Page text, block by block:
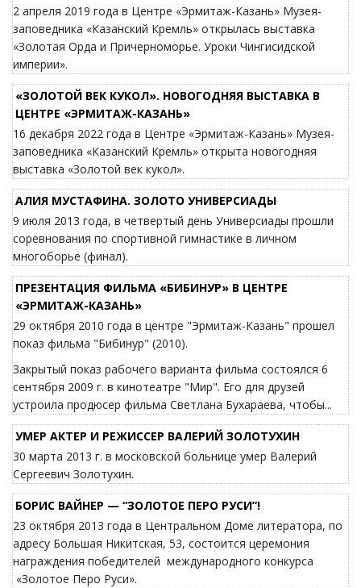
2 апреля 2019 года в Центре «Эрмитаж-Казань» Музея-
заповедника «Казанский Кремль» открылась выставка
«Золотая Орда и Причерноморье. Уроки Чингисидской
империи».
«ЗОЛОТОЙ ВЕК КУКОЛ». НОВОГОДНЯЯ ВЫСТАВКА В
ЦЕНТРЕ «ЭРМИТАЖ-КАЗАНЬ»
16 декабря 2022 года в Центре «Эрмитаж-Казань» Музея-
заповедника «Казанский Кремль» открыта новогодняя
выставка «Золотой век кукол».
АЛИЯ МУСТАФИНА. ЗОЛОТО УНИВЕРСИАДЫ
9 июля 2013 года, в четвертый день Универсиады прошли
соревнования по спортивной гимнастике в личном
многоборье (финал).
ПРЕЗЕНТАЦИЯ ФИЛЬМА «БИБИНУР» В ЦЕНТРЕ
«ЭРМИТАЖ-КАЗАНЬ»
29 октября 2010 года в центре "Эрмитаж-Казань" прошел
показ фильма "Бибинур" (2010).
Закрытый показ рабочего варианта фильма состоялся 6
сентября 2009 г. в кинотеатре "Мир". Его для друзей
устроила продюсер фильма Светлана Бухараева, чтобы...
УМЕР АКТЕР И РЕЖИССЕР ВАЛЕРИЙ ЗОЛОТУХИН
30 марта 2013 г. в московской больнице умер Валерий
Сергеевич Золотухин.
БОРИС ВАЙНЕР — “ЗОЛОТОЕ ПЕРО РУСИ”!
23 октября 2013 года в Центральном Доме литератора, по
адресу Большая Никитская, 53, состоится церемония
награждения победителей международного конкурса
«Золотое Перо Руси».